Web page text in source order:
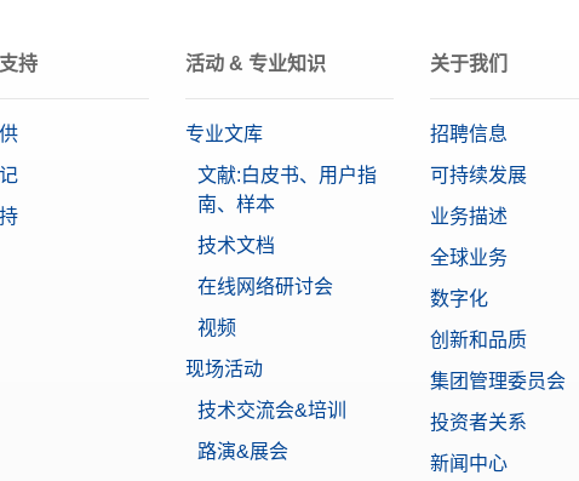
持 活动 & 专业知识
专业文库
文献:白皮书、用户指
南、样本
技术文档
在线网络研讨会
视频
现场活动
技术交流会&培训
路演&展会
关于我们
招聘信息
可持续发展
业务描述
全球业务
数字化
创新和品质
集团管理委员会
投资者关系
新闻中心